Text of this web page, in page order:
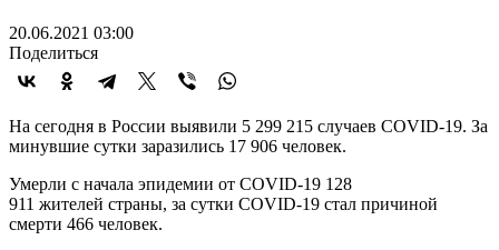
20.06.2021 03:00
Поделиться
На сегодня в России выявили 5 299 215 случаев COVID-19. За
минувшие сутки заразились 17 906 человек.
Умерли с начала эпидемии от COVID-19 128
911 жителей страны, за сутки COVID-19 стал причиной
смерти 466 человек.